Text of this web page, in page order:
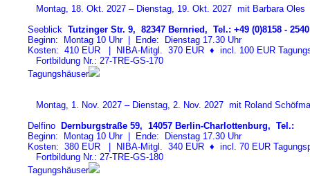
Montag, 18. Okt. 2027 – Dienstag, 19. Okt. 2027 mit Barbara Oles
Seeblick Tutzinger Str. 9, 82347 Bernried, Tel.: +49 (0)8158 - 2540
Beginn: Montag 10 Uhr | Ende: Dienstag 17.30 Uhr
Kosten: 410 EUR | NIBA-Mitgl. 370 EUR ♦ incl. 100 EUR
Fortbildung Nr.: 27-TRE-GS-170
Tagungshäuser
Montag, 1. Nov. 2027 – Dienstag, 2. Nov. 2027 mit Roland
Delfino Dernburgstraße 59, 14057 Berlin-Charlottenburg, Tel.:
Beginn: Montag 10 Uhr | Ende: Dienstag 17.30 Uhr
Kosten: 380 EUR | NIBA-Mitgl. 340 EUR ♦ incl. 70 EUR
Fortbildung Nr.: 27-TRE-GS-180
Tagungshäuser